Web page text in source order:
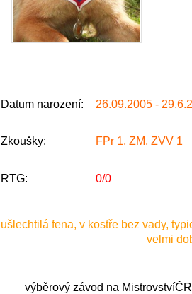
Datum narození: 26.09.2005 -
Zkoušky: FPr 1, ZM, ZVV 1
RTG: 0/0
ušlechtilá fena, v kostře bez vady,
velmi
výběrový závod na